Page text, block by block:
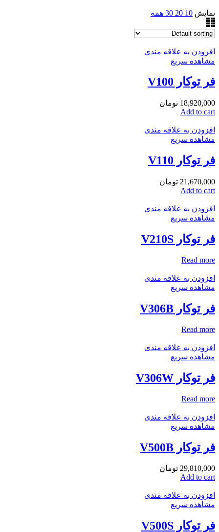
نمایش 10
20
30 همه
افزودن به علاقه مندی
مشاهده سریع
فر توکار V100
18,920,000 تومان
Add to cart
افزودن به علاقه مندی
مشاهده سریع
فر توکار V110
21,670,000 تومان
Add to cart
افزودن به علاقه مندی
مشاهده سریع
فر توکار V210S
Read more
افزودن به علاقه مندی
مشاهده سریع
فر توکار V306B
Read more
افزودن به علاقه مندی
مشاهده سریع
فر توکار V306W
Read more
افزودن به علاقه مندی
مشاهده سریع
فر توکار V500B
29,810,000 تومان
Add to cart
افزودن به علاقه مندی
مشاهده سریع
فر توکار V500S